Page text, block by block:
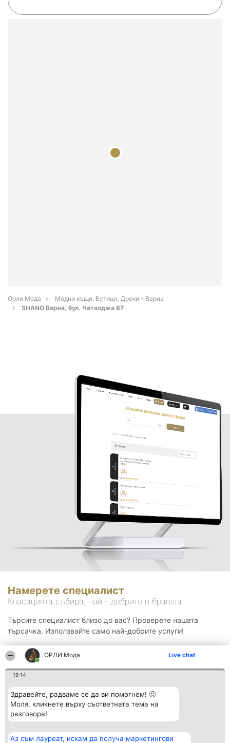
ОРЛИ Мода Live chat
19:14
Здравейте, радваме се да ви помогнем! 🙂
Моля, кликнете върху съответната тема на
разговора!
Аз съм лауреат, искам да получа маркетингови
Орли Мода
Модни къщи, Бутици, Дрехи - Варна
SHANO Варна, бул. Чаталджа 87
Намерете специалист
Класацията събира, най - добрите в бранша.
Търсите специалист близо до вас? Проверете нашата
търсачка. Използвайте само най-добрите услуги!
Организатор на
Класация Контакти